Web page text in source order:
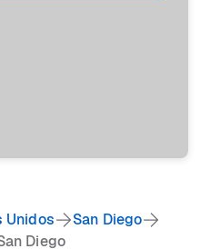
Unidos
San Diego
Diego